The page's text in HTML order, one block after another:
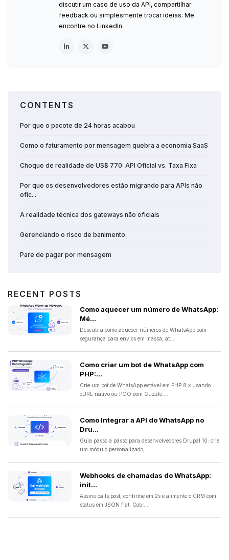
discutir um caso de uso da API, compartilhar
feedback ou simplesmente trocar ideias. Me
encontre no LinkedIn.
CONTENTS
Por que o pacote de 24 horas acabou
Como o faturamento por mensagem quebra a economia SaaS
Choque de realidade de US$ 770: API Oficial vs. Taxa Fixa
Por que os desenvolvedores estão migrando para APIs não
ofic...
A realidade técnica dos gateways não oficiais
Gerenciando o risco de banimento
Pare de pagar por mensagem
RECENT POSTS
Como aquecer um número de WhatsApp:
Mé...
Descubra como aquecer números de WhatsApp com
segurança para envios em massa, at...
Como criar um bot de WhatsApp com
PHP:...
Crie um bot de WhatsApp estável em PHP 8.x usando
cURL nativo ou POO com Guzzle....
Como Integrar a API do WhatsApp no
Dru...
Guia passo a passo para desenvolvedores Drupal 10: crie
um módulo personalizado,...
Webhooks de chamadas do WhatsApp:
init...
Assine calls.post, confirme em 2s e alimente o CRM com
status em JSON flat. Cobr...